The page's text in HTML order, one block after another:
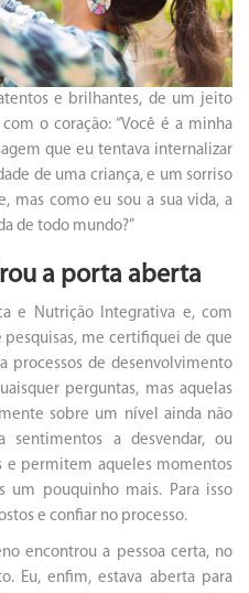
e brilhantes, de um jeito
o coração: “Você é a minha
que eu tentava internalizar
de uma criança, e um sorriso
mas como eu sou a sua vida, a
de todo mundo?”
a porta aberta
e Nutrição Integrativa e, com
me certifiquei de que
processos de desenvolvimento
perguntas, mas aquelas
sobre um nível ainda não
sentimentos a desvendar, ou
e permitem aqueles momentos
um pouquinho mais. Para isso
e confiar no processo.
encontrou a pessoa certa, no
Eu, enfim, estava aberta para